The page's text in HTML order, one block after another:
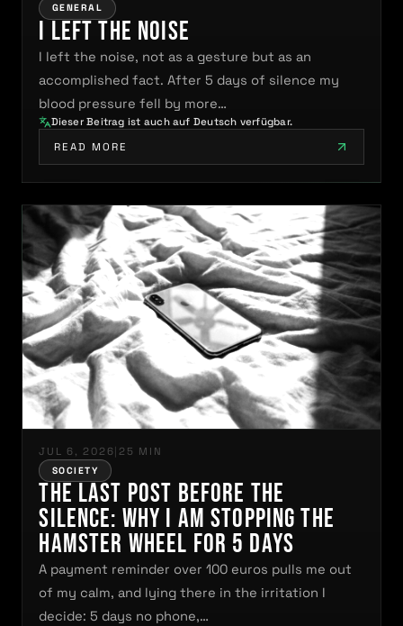
GENERAL
I Left the Noise
I left the noise, not as a gesture but as an
accomplished fact. After 5 days of silence my
blood pressure fell by more…
Dieser Beitrag ist auch auf Deutsch verfügbar.
READ MORE
JUL 6, 2026 25 MIN
SOCIETY
The Last Post Before the
Silence: Why I Am Stopping the
Hamster Wheel for 5 Days
A payment reminder over 100 euros pulls me out
of my calm, and lying there in the irritation I
decide: 5 days no phone,…